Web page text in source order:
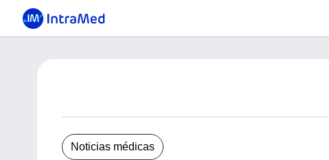
Noticias médicas